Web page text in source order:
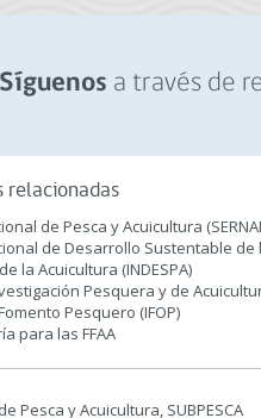
Síguenos a través de
relacionadas
de Pesca y Acuicultura
de Desarrollo Sustentable de
la Acuicultura (INDESPA)
Pesquera y de
Pesquero (IFOP)
para las FFAA
Pesca y Acuicultura, SUBPESCA